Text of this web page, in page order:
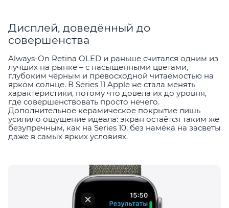
Дисплей, доведённый до
совершенства
Always-On Retina OLED и раньше считался одним из
лучших на рынке – с насыщенными цветами,
глубоким чёрным и превосходной читаемостью на
ярком солнце. В Series 11 Apple не стала менять
характеристики, потому что довела их до уровня,
где совершенствовать просто нечего.
Дополнительное керамическое покрытие лишь
усилило ощущение идеала: экран остаётся таким же
безупречным, как на Series 10, без намёка на засветы
даже в самых ярких условиях.